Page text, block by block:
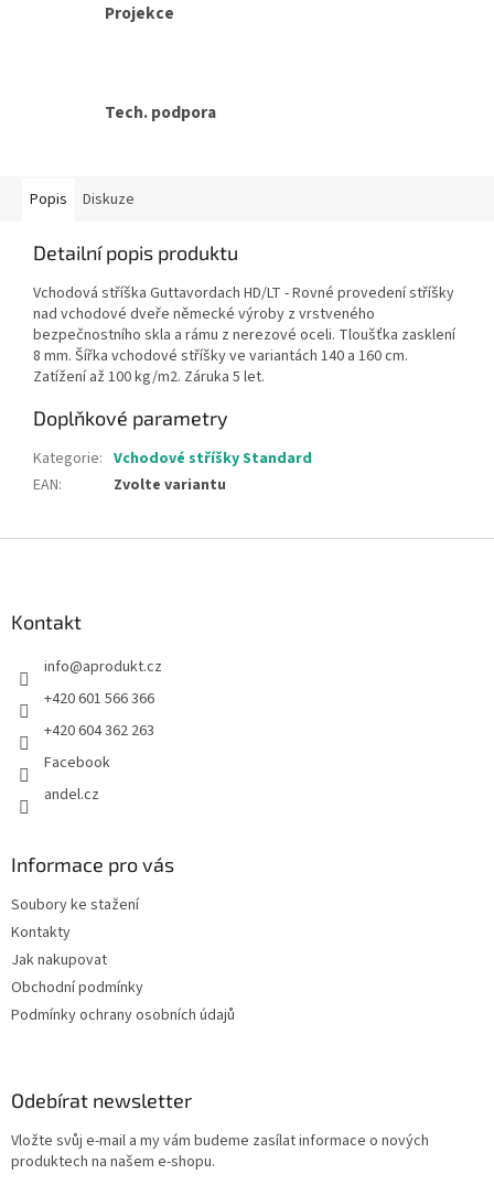
Projekce
Tech. podpora
Popis Diskuze
Detailní popis produktu
Vchodová stříška Guttavordach HD/LT - Rovné provedení stříšky
nad vchodové dveře německé výroby z vrstveného
bezpečnostního skla a rámu z nerezové oceli. Tloušťka zasklení
8 mm. Šířka vchodové stříšky ve variantách 140 a 160 cm.
Zatížení až 100 kg/m2. Záruka 5 let.
Doplňkové parametry
Kategorie: Vchodové stříšky Standard
EAN: Zvolte variantu
Kontakt
info@aprodukt.cz
+420 601 566 366
+420 604 362 263
Facebook
andel.cz
Informace pro vás
Soubory ke stažení
Kontakty
Jak nakupovat
Obchodní podmínky
Podmínky ochrany osobních údajů
Odebírat newsletter
Vložte svůj e-mail a my vám budeme zasílat informace o nových
produktech na našem e-shopu.